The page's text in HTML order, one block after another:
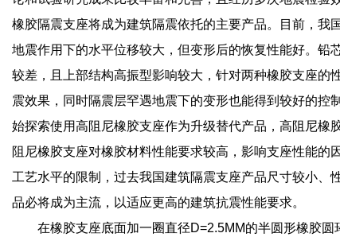
橡胶隔震支座将成为建筑隔震依托的主要产品。目前，我
地震作用下的水平位移较大，但变形后的恢复性能好。
较差，且上部结构高振型影响较大，针对两种橡胶支座的
震效果，同时隔震层罕遇地震下的变形也能得到较好的
始探索使用高阻尼橡胶支座作为升级替代产品，高阻尼橡
阻尼橡胶支座对橡胶材料性能要求较高，影响支座性能
工艺水平的限制，过去我国建筑隔震支座产品尺寸较小
品必将成为主流，以适应更高的建筑抗震性能要求。
在橡胶支座底面加一圈直径D=2.5MM的半圆形橡胶